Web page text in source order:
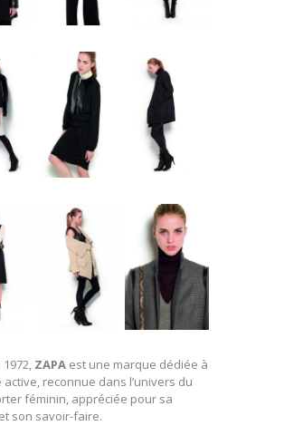
ZAPA est une marque dédiée à
active, reconnue dans l’univers du
féminin, appréciée pour sa
son savoir-faire.